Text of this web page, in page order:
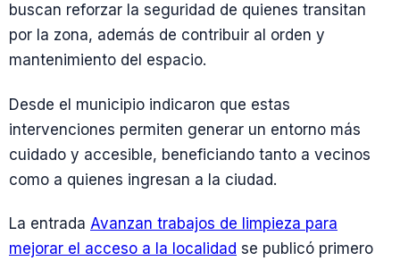
buscan reforzar la seguridad de quienes transitan
por la zona, además de contribuir al orden y
mantenimiento del espacio.
Desde el municipio indicaron que estas
intervenciones permiten generar un entorno más
cuidado y accesible, beneficiando tanto a vecinos
como a quienes ingresan a la ciudad.
La entrada Avanzan trabajos de limpieza para
mejorar el acceso a la localidad se publicó primero